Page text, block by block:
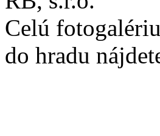
Celú
do hradu